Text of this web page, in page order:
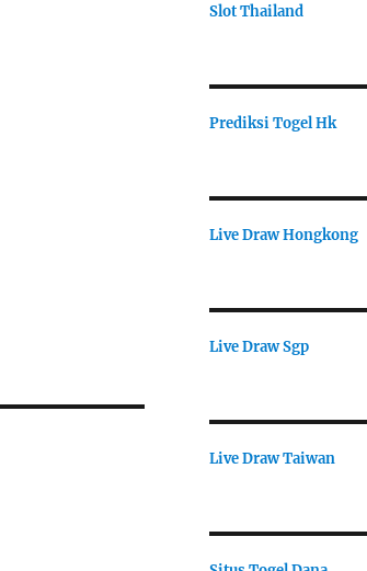
Slot Thailand
Prediksi Togel Hk
Live Draw Hongkong
Live Draw Sgp
Live Draw Taiwan